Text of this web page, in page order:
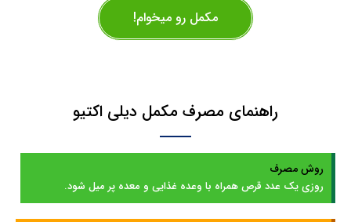
مکمل رو میخوام!
راهنمای مصرف مکمل دیلی اکتیو
روش مصرف
روزی یک عدد قرص همراه با وعده غذایی و معده پر میل شود.